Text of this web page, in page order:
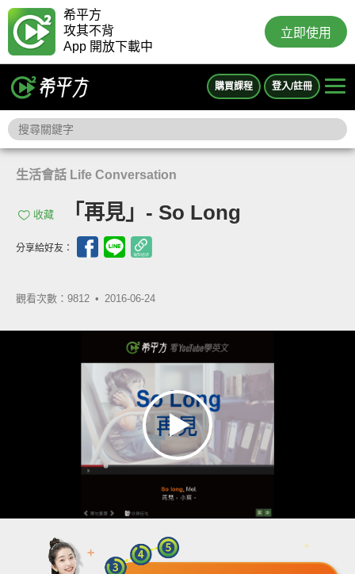
希平方
攻其不背
App 開放下載中
立即使用
購買課程 登入/註冊
生活會話 Life Conversation
收藏 「再見」- So Long
分享給好友：
觀看次數：9812 • 2016-06-24